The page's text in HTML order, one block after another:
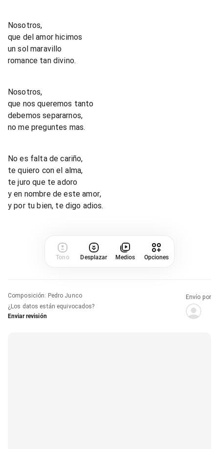
Nosotros,
que del amor hicimos
un sol maravillo
romance tan divino.
Nosotros,
que nos queremos tanto
debemos separarnos,
no me preguntes mas.
No es falta de cariño,
te quiero con el alma,
te juro que te adoro
y en nombre de este amor,
y por tu bien, te digo adios.
Tono Desplazar Medios Opciones
Composición: Pedro Junco
¿Los datos están equivocados?
Enviar revisión
Envío por